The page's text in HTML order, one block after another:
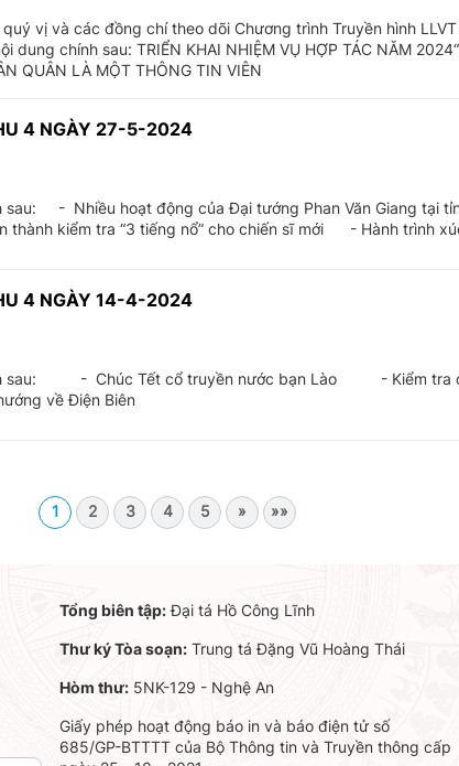
vị và các đồng chí theo dõi Chương trình Truyền hình
chính sau: TRIỂN KHAI NHIỆM VỤ HỢP TÁC NĂM
QUÂN LÀ MỘT THÔNG TIN VIÊN
4 NGÀY 27-5-2024
sau: - Nhiều hoạt động của Đại tướng Phan Văn Giang tại
thành kiểm tra “3 tiếng nổ” cho chiến sĩ mới - Hành trình
4 NGÀY 14-4-2024
sau: - Chúc Tết cổ truyền nước bạn Lào - Kiểm tra
về Điện Biên
1 2 3 4 5 » »»
Tổng biên tập:Đại tá Hồ Công Lĩnh
Thư ký Tòa soạn:Trung tá Đặng Vũ Hoàng Thái
Hòm thư:5NK-129 - Nghệ An
Giấy phép hoạt động báo in và báo điện tử số
685/GP-BTTTT của Bộ Thông tin và Truyền thông cấp